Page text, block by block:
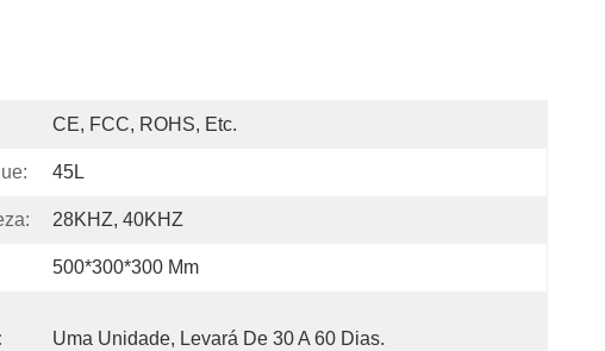
CE, FCC, ROHS, Etc.
45L
28KHZ, 40KHZ
500*300*300 Mm
Uma Unidade, Levará De 30 A 60 Dias.